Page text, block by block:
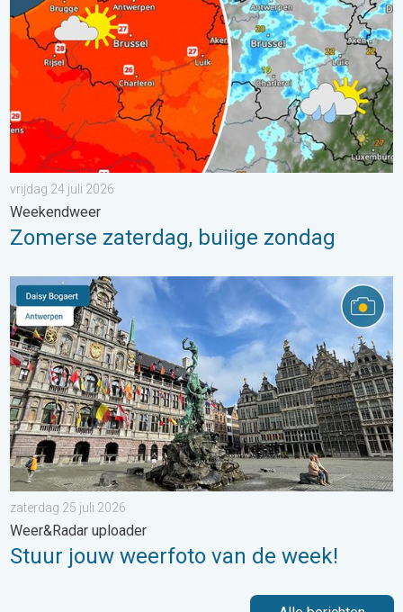
vrijdag 24 juli 2026
Weekendweer
Zomerse zaterdag, buiige zondag
Stuur jouw weerfoto van de week!. Weer&Radar uploader. . .
zaterdag 25 juli 2026
Weer&Radar uploader
Stuur jouw weerfoto van de week!